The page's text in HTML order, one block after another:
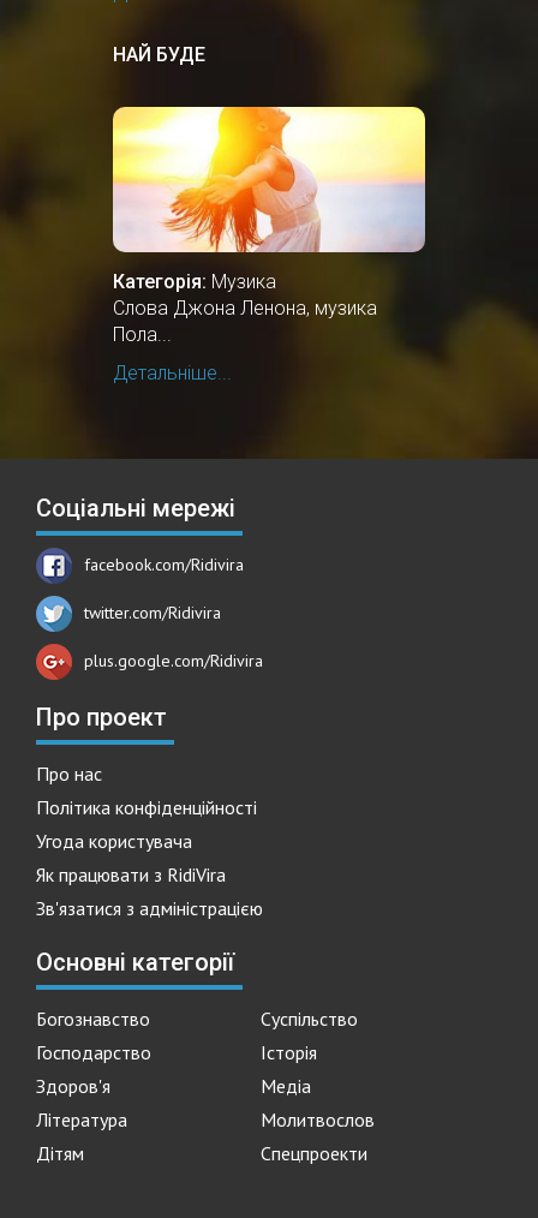
НАЙ БУДЕ
Категорія: Музика
Слова Джона Ленона, музика
Пола...
Детальніше...
Соціальні мережі
facebook.com/Ridivira
twitter.com/Ridivira
plus.google.com/Ridivira
Про проект
Про нас
Політика конфіденційності
Угода користувача
Як працювати з RidiVira
Зв'язатися з адміністрацією
Основні категорії
Богознавство
Суспільство
Господарство
Історія
Здоров'я
Медіа
Література
Молитвослов
Дітям
Спецпроекти